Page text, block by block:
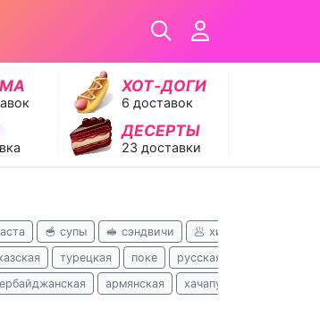
ХОТ‑ДОГИ
6 доставок
ДЕСЕРТЫ
23 доставки
🥣 супы 🥪 сэндвичи 🥟 хинкали
турецкая поке русская
армянская хачапури